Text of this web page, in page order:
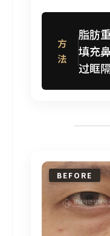
方
法
脂肪
填充
过眶
BEFORE